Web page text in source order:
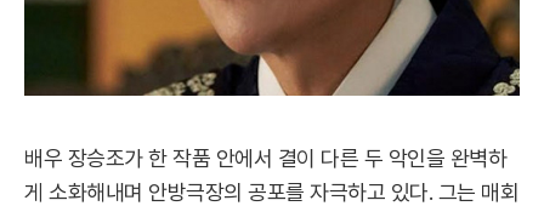
배우 장승조가 한 작품 안에서 결이 다른 두 악인을 완벽하
게 소화해내며 안방극장의 공포를 자극하고 있다. 그는 매회